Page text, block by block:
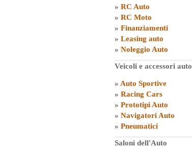
» RC Auto
» RC Moto
» Finanziamenti
» Leasing auto
» Noleggio Auto
Veicoli e accessori auto
» Auto Sportive
» Racing Cars
» Prototipi Auto
» Navigatori Auto
» Pneumatici
Saloni dell'Auto